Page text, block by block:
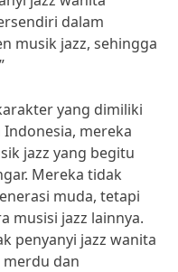
dalam
musik jazz, sehingga
yang dimiliki
mereka
jazz yang begitu
Mereka tidak
muda, tetapi
musisi jazz lainnya.
penyanyi jazz wanita
dan